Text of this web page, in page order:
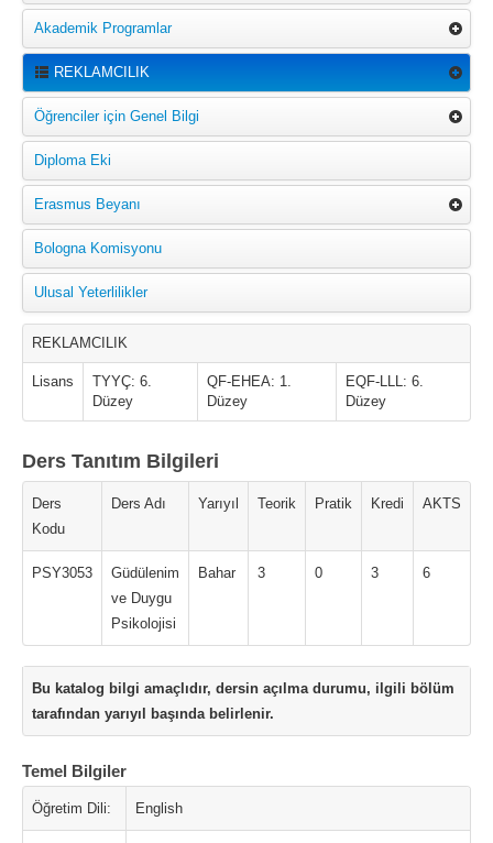
Akademik Programlar
REKLAMCILIK
Öğrenciler için Genel Bilgi
Diploma Eki
Erasmus Beyanı
Bologna Komisyonu
Ulusal Yeterlilikler
REKLAMCILIK
Lisans
TYYÇ: 6.
Düzey
QF-EHEA: 1.
Düzey
EQF-LLL: 6.
Düzey
Ders Tanıtım Bilgileri
Ders
Kodu
Ders Adı Yarıyıl Teorik Pratik Kredi AKTS
PSY3053
Güdülenim
ve Duygu
Psikolojisi
Bahar 3 0 3 6
Bu katalog bilgi amaçlıdır, dersin açılma durumu, ilgili bölüm
tarafından yarıyıl başında belirlenir.
Temel Bilgiler
Öğretim Dili: English